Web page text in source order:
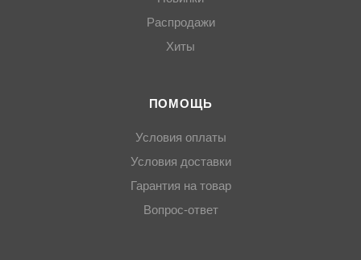
Распродажи
Хиты
ПОМОЩЬ
Условия оплаты
Условия доставки
Гарантия на товар
Вопрос-ответ